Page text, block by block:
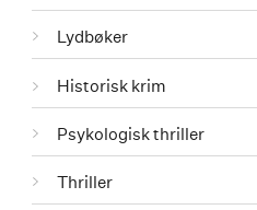
Lydbøker
Historisk krim
Psykologisk thriller
Thriller